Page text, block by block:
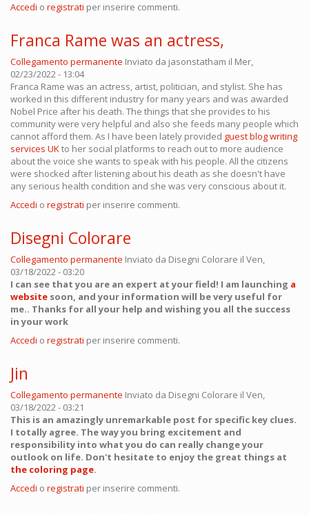
Accedi o registrati per inserire commenti.
Franca Rame was an actress,
Collegamento permanente Inviato da jasonstatham il Mer,
02/23/2022 - 13:04
Franca Rame was an actress, artist, politician, and stylist. She has
worked in this different industry for many years and was awarded
Nobel Price after his death. The things that she provides to his
community were very helpful and also she feeds many people which
cannot afford them. As I have been lately provided guest blog writing
services UKto her social platforms to reach out to more audience
about the voice she wants to speak with his people. All the citizens
were shocked after listening about his death as she doesn't have
any serious health condition and she was very conscious about it.
Accedi o registrati per inserire commenti.
Disegni Colorare
Collegamento permanente Inviato da Disegni Colorare il Ven,
03/18/2022 - 03:20
I can see that you are an expert at your field! I am launching a
website soon, and your information will be very useful for
me.. Thanks for all your help and wishing you all the success
in your work
Accedi o registrati per inserire commenti.
Jin
Collegamento permanente Inviato da Disegni Colorare il Ven,
03/18/2022 - 03:21
This is an amazingly unremarkable post for specific key clues.
I totally agree. The way you bring excitement and
responsibility into what you do can really change your
outlook on life. Don't hesitate to enjoy the great things at
the coloring page.
Accedi o registrati per inserire commenti.